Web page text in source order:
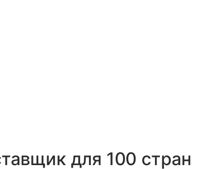
для 100 стран